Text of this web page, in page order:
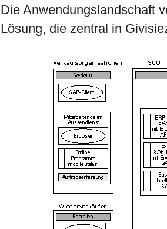
Die Anwendungslandschaft
Lösung, die zentral in